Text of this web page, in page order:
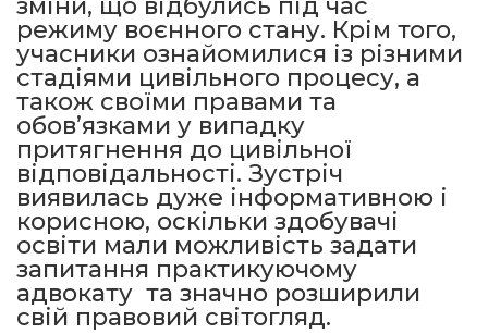
режиму воєнного стану. Крім того,
учасники ознайомилися із різними
стадіями цивільного процесу, а
також своїми правами та
обов’язками у випадку
притягнення до цивільної
відповідальності. Зустріч
виявилась дуже інформативною і
корисною, оскільки здобувачі
освіти мали можливість задати
запитання практикуючому
адвокату та значно розширили
свій правовий світогляд.